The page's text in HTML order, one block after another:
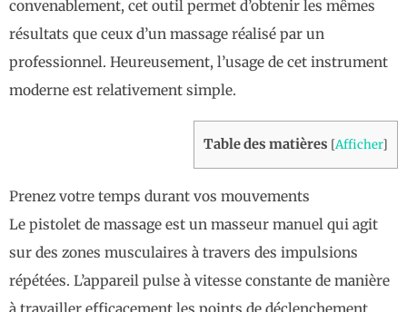
convenablement, cet outil permet d’obtenir les mêmes
résultats que ceux d’un massage réalisé par un
professionnel. Heureusement, l’usage de cet instrument
moderne est relativement simple.
Table des matières [Afficher]
Prenez votre temps durant vos mouvements
Le pistolet de massage est un masseur manuel qui agit
sur des zones musculaires à travers des impulsions
répétées. L’appareil pulse à vitesse constante de manière